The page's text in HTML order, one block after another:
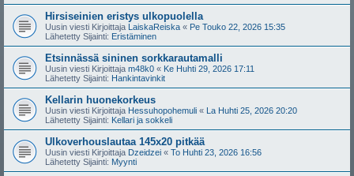
Hirsiseinien eristys ulkopuolella
Uusin viesti Kirjoittaja LaiskaReiska « Pe Touko 22, 2026 15:35
Lähetetty Sijainti: Eristäminen
Etsinnässä sininen sorkkarautamalli
Uusin viesti Kirjoittaja m48k0 « Ke Huhti 29, 2026 17:11
Lähetetty Sijainti: Hankintavinkit
Kellarin huonekorkeus
Uusin viesti Kirjoittaja Hessuhopohemuli « La Huhti 25, 2026 20:20
Lähetetty Sijainti: Kellari ja sokkeli
Ulkoverhouslautaa 145x20 pitkää
Uusin viesti Kirjoittaja Dzeidzei « To Huhti 23, 2026 16:56
Lähetetty Sijainti: Myynti